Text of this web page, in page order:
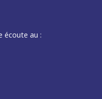
écoute au :